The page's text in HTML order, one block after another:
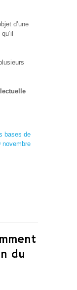
d’une
bases de
novembre
du